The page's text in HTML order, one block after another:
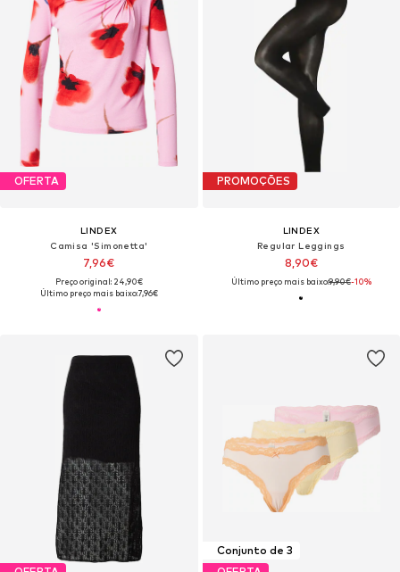
OFERTA
LINDEX
Camisa 'Simonetta'
7,96€
Preço original: 24,90€
Último preço mais baixo:7,96€
PROMOÇÕES
LINDEX
Regular Leggings
8,90€
Último preço mais baixo:9,90€-10%
Conjunto de 3